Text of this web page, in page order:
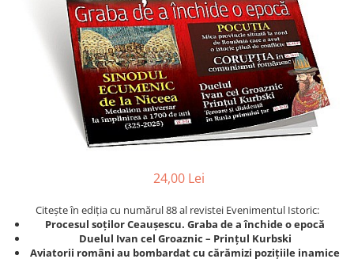
Istorie/Critica
Jurnale/Memorii
Manuale scolare/Cursuri
Psihologie
Sociologie
24,00 Lei
Citește în ediția cu numărul 88 al revistei Evenimentul Istoric:
Procesul soților Ceaușescu. Graba de a închide o epocă
Duelul Ivan cel Groaznic – Prințul Kurbski
Aviatorii români au bombardat cu cărămizi pozițiile inamice